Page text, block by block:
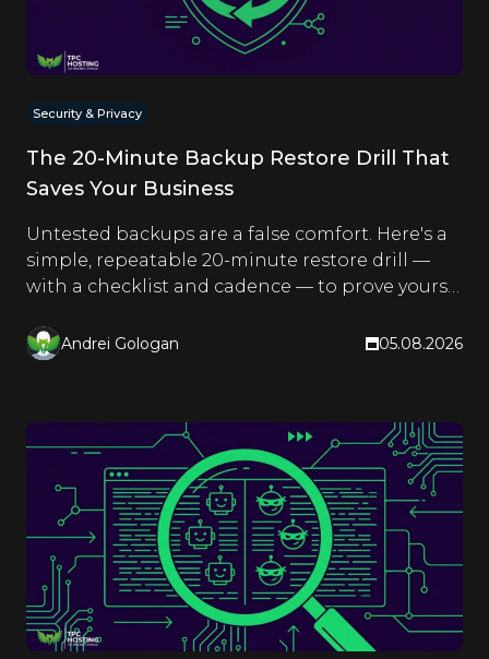
Security & Privacy
The 20-Minute Backup Restore Drill That
Saves Your Business
Untested backups are a false comfort. Here's a
simple, repeatable 20-minute restore drill —
with a checklist and cadence — to prove yours
Andrei Gologan 05.08.2026